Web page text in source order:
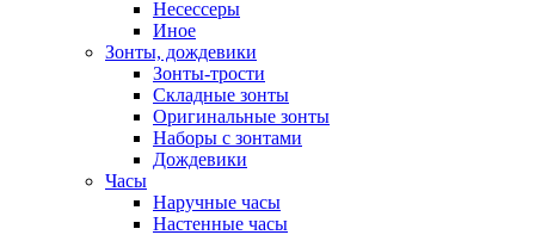
Несессеры
Иное
Зонты, дождевики
Зонты-трости
Складные зонты
Оригинальные зонты
Наборы с зонтами
Дождевики
Часы
Наручные часы
Настенные часы